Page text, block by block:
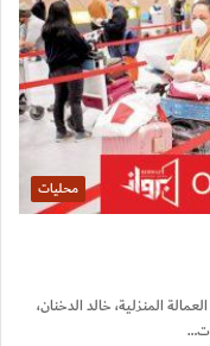
محليات
المنزلية، خالد الدخنان،